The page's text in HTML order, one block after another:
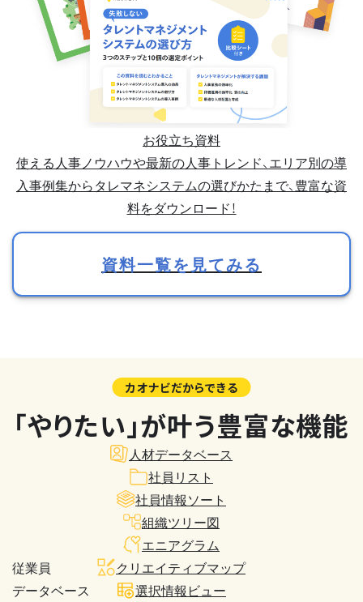
お役立ち資料
使える人事ノウハウや最新の人事トレンド、エリア別の導
入事例集からタレマネシステムの選びかたまで、豊富な資
料をダウンロード！
資料一覧を見てみる
カオナビだからできる
「やりたい」が叶う豊富な機能
従業員
データベース
人材データベース
社員リスト
社員情報ソート
組織ツリー図
エニアグラム
クリエイティブマップ
選択情報ビュー